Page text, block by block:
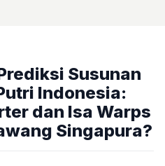
Susunan
Indonesia:
dan Isa Warps
Singapura?